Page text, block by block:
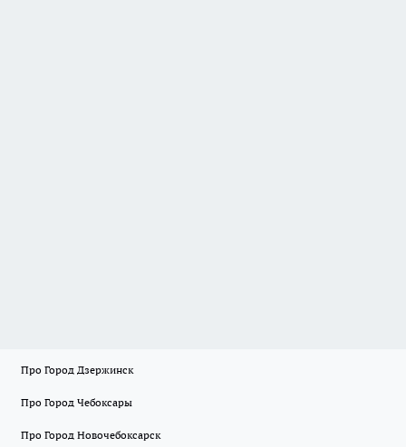
Про Город Дзержинск
Про Город Чебоксары
Про Город Новочебоксарск